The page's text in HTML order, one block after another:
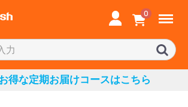
0 Menu
得な定期お届けコースはこちら